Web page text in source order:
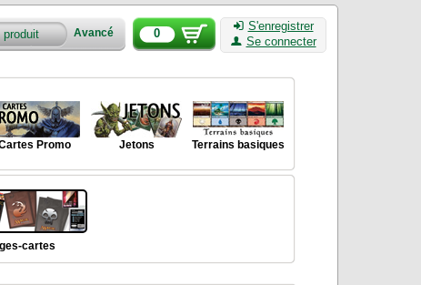
Avancé 0
S'enregistrer
Se connecter
Promo Jetons Terrains basiques
cartes